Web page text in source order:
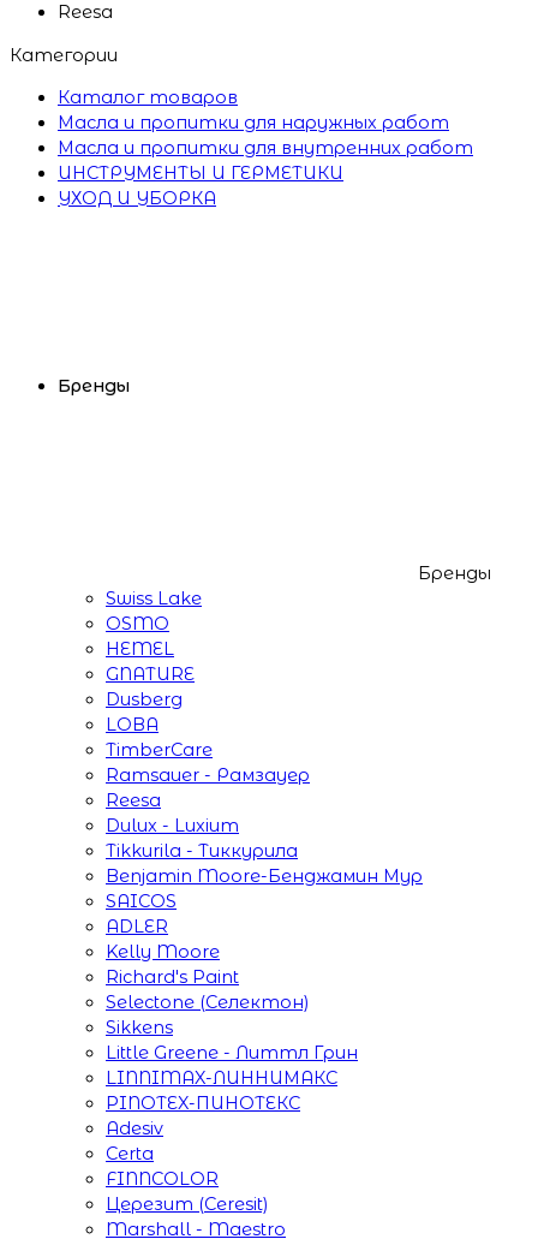
Reesa
Категории
Каталог товаров
Масла и пропитки для наружных работ
Масла и пропитки для внутренних работ
ИНСТРУМЕНТЫ И ГЕРМЕТИКИ
УХОД И УБОРКА
Бренды
Бренды
Swiss Lake
OSMO
HEMEL
GNATURE
Dusberg
LOBA
TimberCare
Ramsauer - Рамзауер
Reesa
Dulux - Luxium
Tikkurila - Тиккурила
Benjamin Moore-Бенджамин Мур
SAICOS
ADLER
Kelly Moore
Richard's Paint
Selectone (Селектон)
Sikkens
Little Greene - Литтл Грин
LINNIMAX-ЛИННИМАКС
PINOTEX-ПИНОТЕКС
Adesiv
Certa
FINNCOLOR
Церезит (Ceresit)
Marshall - Maestro